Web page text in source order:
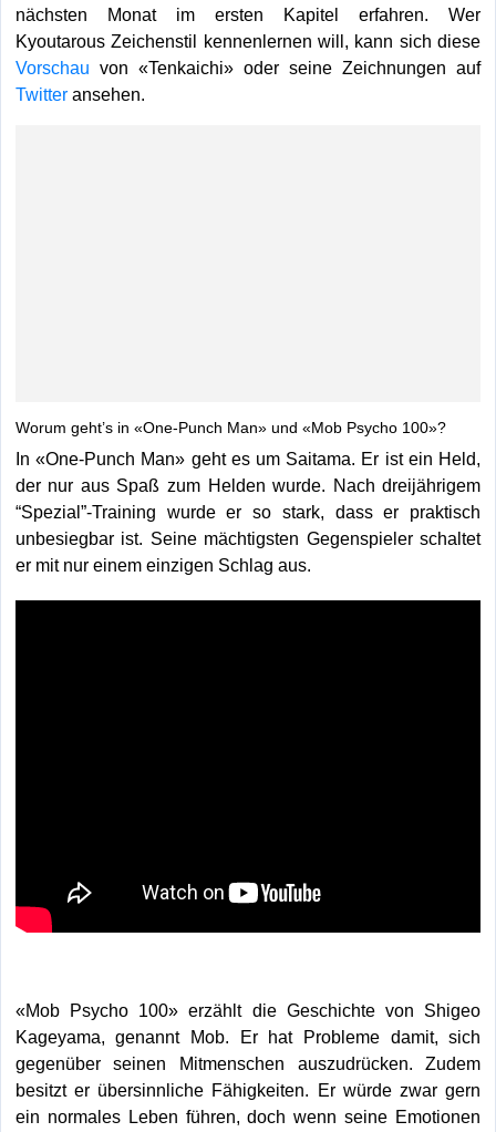
nächsten Monat im ersten Kapitel erfahren. Wer
Kyoutarous Zeichenstil kennenlernen will, kann sich diese
Vorschau von «Tenkaichi» oder seine Zeichnungen auf
Twitteransehen.
Worum geht’s in «One-Punch Man» und «Mob Psycho 100»?
In«One-Punch Man» geht es um Saitama. Er ist ein Held,
der nur aus Spaß zum Helden wurde. Nach dreijährigem
“Spezial”-Training wurde er so stark, dass er praktisch
unbesiegbar ist. Seine mächtigsten Gegenspieler schaltet
er mit nur einem einzigen Schlag aus.
«Mob Psycho 100» erzählt die Geschichte von Shigeo
Kageyama, genannt Mob. Er hat Probleme damit, sich
gegenüber seinen Mitmenschen auszudrücken. Zudem
besitzt er übersinnliche Fähigkeiten. Er würde zwar gern
ein normales Leben führen, doch wenn seine Emotionen